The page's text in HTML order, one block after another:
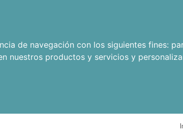
de navegación con los siguientes fines:
nuestros productos y servicios y